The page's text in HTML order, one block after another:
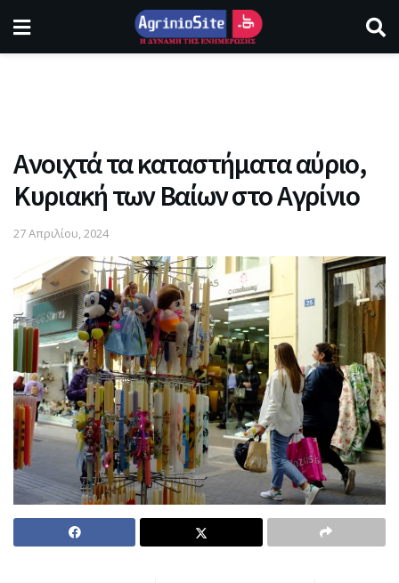
Ανοιχτά τα καταστήματα αύριο,
Κυριακή των Βαίων στο Αγρίνιο
27 Απριλίου, 2024